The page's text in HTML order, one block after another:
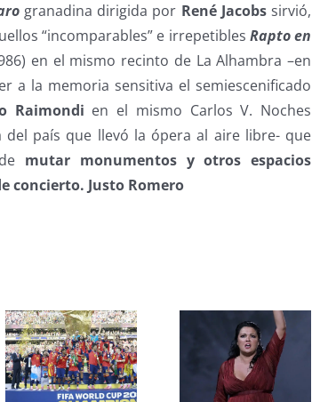
granadina dirigida por René Jacobssirvió,
“incomparables” e irrepetibles Rapto en
en el mismo recinto de La Alhambra –en
a la memoria sensitiva el semiescenificado
Raimondi en el mismo Carlos V. Noches
país que llevó la ópera al aire libre- que
mutar monumentos y otros espacios
concierto. Justo Romero